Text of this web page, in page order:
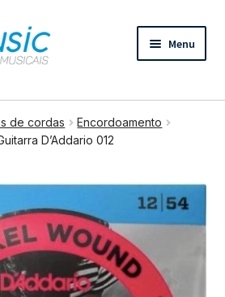
Menu
menu
de cordas
Encordoamento
D’Addario 012